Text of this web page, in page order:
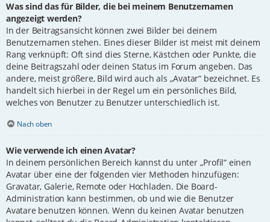
Was sind das für Bilder, die bei meinem Benutzernamen
angezeigt werden?
In der Beitragsansicht können zwei Bilder bei deinem
Benutzernamen stehen. Eines dieser Bilder ist meist mit deinem
Rang verknüpft: Oft sind dies Sterne, Kästchen oder Punkte, die
deine Beitragszahl oder deinen Status im Forum angeben. Das
andere, meist größere, Bild wird auch als „Avatar“ bezeichnet. Es
handelt sich hierbei in der Regel um ein persönliches Bild,
welches von Benutzer zu Benutzer unterschiedlich ist.
Nach oben
Wie verwende ich einen Avatar?
In deinem persönlichen Bereich kannst du unter „Profil“ einen
Avatar über eine der folgenden vier Methoden hinzufügen:
Gravatar, Galerie, Remote oder Hochladen. Die Board-
Administration kann bestimmen, ob und wie die Benutzer
Avatare benutzen können. Wenn du keinen Avatar benutzen